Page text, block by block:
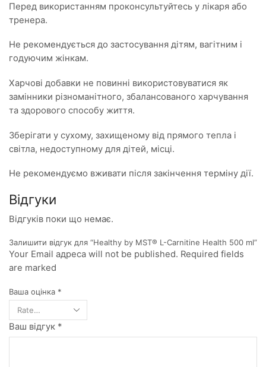
Перед використанням проконсультуйтесь у лікаря або
тренера.
Не рекомендується до застосування дітям, вагітним і
годуючим жінкам.
Харчові добавки не повинні використовуватися як
замінники різноманітного, збалансованого харчування
та здорового способу життя.
Зберігати у сухому, захищеному від прямого тепла і
світла, недоступному для дітей, місці.
Не рекомендуємо вживати після закінчення терміну дії.
Відгуки
Відгуків поки що немає.
Залишити відгук для “Healthy by MST® L-Carnitine Health 500 ml”
Your Email адреса will not be published. Required fields
are marked
Ваша оцінка *
Ваш відгук *